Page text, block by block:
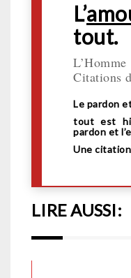
L’
tout.
Citations
Le pardon
tout est
pardon et
Une citation
LIRE AUSSI: